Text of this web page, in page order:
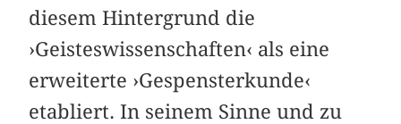
diesem Hintergrund die
›Geisteswissenschaften‹ als eine
erweiterte ›Gespensterkunde‹
etabliert. In seinem Sinne und zu